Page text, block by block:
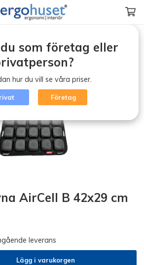
42x29 cm
AirCell B 42x29 cm
leverans
Lägg i varukorgen
som företag eller
hur du vill se våra priser.
Företag